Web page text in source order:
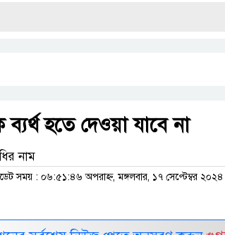
হতে দেওয়া যাবে না
নাম
সময় : ০৬:৫১:৪৬ অপরাহ্ন, মঙ্গলবার, ১৭ সেপ্টেম্বর ২০২৪